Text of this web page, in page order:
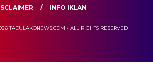
INFO IKLAN
TADULAKONEWS.COM - ALL RIGHTS RESERVED